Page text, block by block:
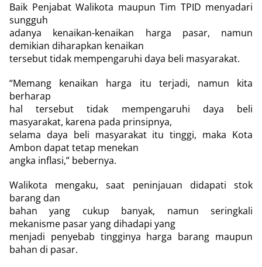
Baik Penjabat Walikota maupun Tim TPID menyadari
sungguh
adanya kenaikan-kenaikan harga pasar, namun
demikian diharapkan kenaikan
tersebut tidak mempengaruhi daya beli masyarakat.
“Memang kenaikan harga itu terjadi, namun kita
berharap
hal tersebut tidak mempengaruhi daya beli
masyarakat, karena pada prinsipnya,
selama daya beli masyarakat itu tinggi, maka Kota
Ambon dapat tetap menekan
angka inflasi,” bebernya.
Walikota mengaku, saat peninjauan didapati stok
barang dan
bahan yang cukup banyak, namun seringkali
mekanisme pasar yang dihadapi yang
menjadi penyebab tingginya harga barang maupun
bahan di pasar.